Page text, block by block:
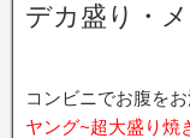
デカ盛り・
コンビニでお腹を
ヤング~超大盛り焼